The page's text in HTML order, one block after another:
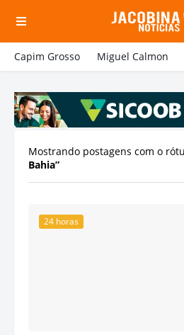
Capim Grosso Miguel Calmon
Mostrando postagens com o
Bahia
24 horas